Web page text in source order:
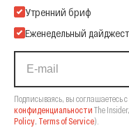
Подпишитесь на нашу
Утренний бриф
Еженедельный дайджест
Подписываясь, вы соглашаетесь с
конфиденциальности The Insider,
Policy Terms of Service).